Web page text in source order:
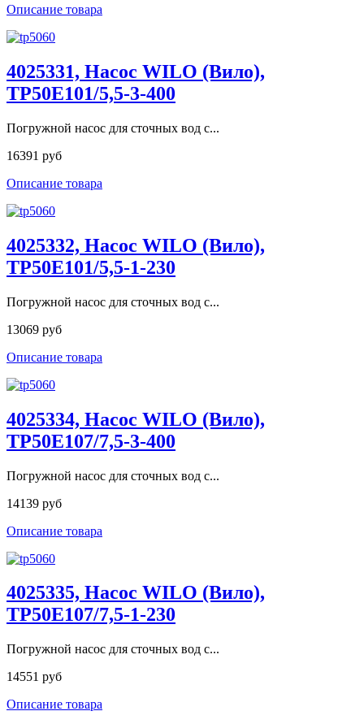
Описание товара
4025331, Насос WILO (Вило),
TP50E101/5,5-3-400
Погружной насос для сточных вод с...
16391 руб
Описание товара
4025332, Насос WILO (Вило),
TP50E101/5,5-1-230
Погружной насос для сточных вод с...
13069 руб
Описание товара
4025334, Насос WILO (Вило),
TP50E107/7,5-3-400
Погружной насос для сточных вод с...
14139 руб
Описание товара
4025335, Насос WILO (Вило),
TP50E107/7,5-1-230
Погружной насос для сточных вод с...
14551 руб
Описание товара